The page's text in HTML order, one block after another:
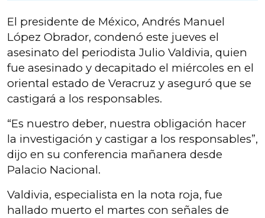
El presidente de México, Andrés Manuel
López Obrador, condenó este jueves el
asesinato del periodista Julio Valdivia, quien
fue asesinado y decapitado el miércoles en el
oriental estado de Veracruz y aseguró que se
castigará a los responsables.
“Es nuestro deber, nuestra obligación hacer
la investigación y castigar a los responsables”,
dijo en su conferencia mañanera desde
Palacio Nacional.
Valdivia, especialista en la nota roja, fue
hallado muerto el martes con señales de